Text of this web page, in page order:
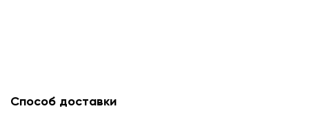
Способ доставки